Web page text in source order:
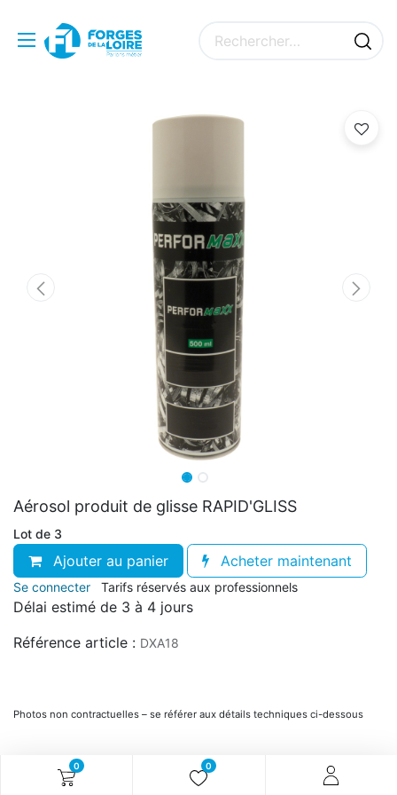
0 0
Aérosol produit de glisse RAPID'GLISS
Lot de 3
Ajouter au panier Acheter maintenant
Se connecter Tarifs réservés aux professionnels
Délai estimé de 3 à 4 jours
Référence article : DXA18
Photos non contractuelles – se référer aux détails techniques ci-dessous